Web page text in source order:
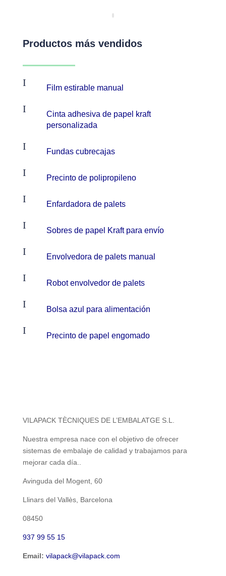
Productos más vendidos
I Film estirable manual
I
Cinta adhesiva de papel kraft
personalizada
I Fundas cubrecajas
I Precinto de polipropileno
I Enfardadora de palets
I Sobres de papel Kraft para envío
I Envolvedora de palets manual
I Robot envolvedor de palets
I Bolsa azul para alimentación
I Precinto de papel engomado
VILAPACK TÈCNIQUES DE L’EMBALATGE S.L.
Nuestra empresa nace con el objetivo de ofrecer
sistemas de embalaje de calidad y trabajamos para
mejorar cada día..
Avinguda del Mogent, 60
Llinars del Vallès, Barcelona
08450
937 99 55 15
Email: vilapack@vilapack.com